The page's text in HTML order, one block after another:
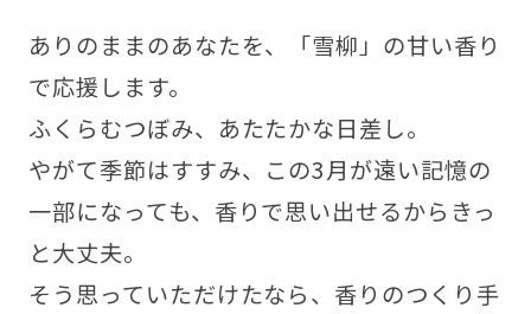
ありのままのあなたを、「雪柳」の甘い香り
で応援します。
ふくらむつぼみ、あたたかな日差し。
やがて季節はすすみ、この3月が遠い記憶の
一部になっても、香りで思い出せるからきっ
と大丈夫。
そう思っていただけたなら、香りのつくり手